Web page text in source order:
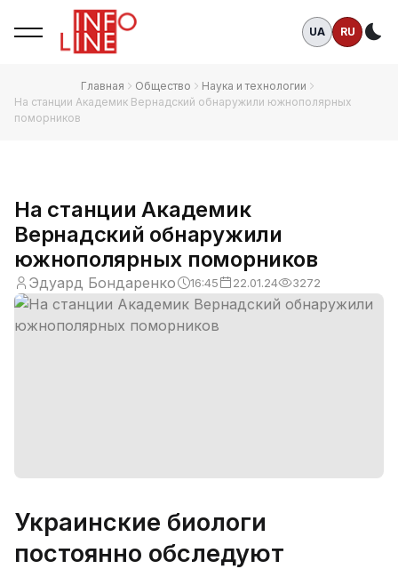
UA RU
Главная Общество
Наука и технологии
На станции Академик Вернадский обнаружили южнополярных
поморников
На станции Академик
Вернадский обнаружили
южнополярных поморников
Эдуард Бондаренко 16:45 22.01.24 3272
Украинские биологи
постоянно обследуют